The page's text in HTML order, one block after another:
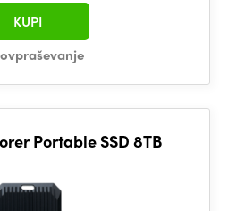
KUPI
Portable SSD 8TB